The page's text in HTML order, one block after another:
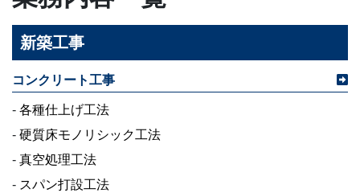
新築工事
コンクリート工事
- 各種仕上げ工法
- 硬質床モノリシック工法
- 真空処理工法
- スパン打設工法